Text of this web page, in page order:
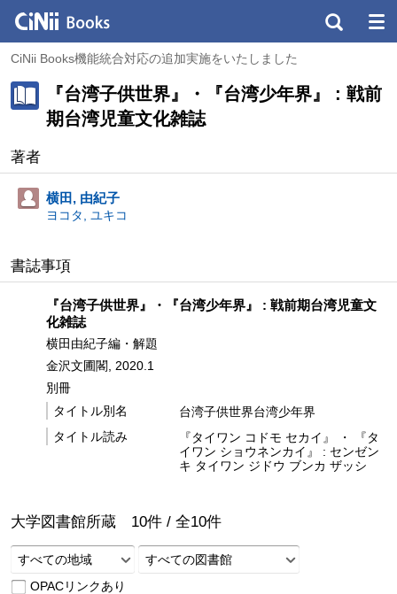
CiNii Books機能統合対応の追加実施をいたしました
『台湾子供世界』・『台湾少年界』 : 戦前
期台湾児童文化雑誌
著者
横田, 由紀子
ヨコタ, ユキコ
書誌事項
『台湾子供世界』・『台湾少年界』 : 戦前期台湾児童文
化雑誌
横田由紀子編・解題
金沢文圃閣, 2020.1
別冊
タイトル別名
台湾子供世界台湾少年界
タイトル読み
『タイワン コドモ セカイ』 ・ 『タ
イワン ショウネンカイ』 : センゼン
キ タイワン ジドウ ブンカ ザッシ
大学図書館所蔵 10件 / 全10件
すべての地域
すべての図書館
OPACリンクあり